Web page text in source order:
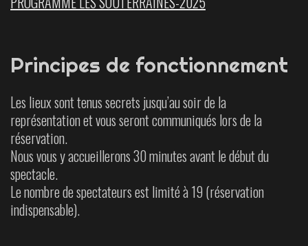
Principes de fonctionnement
Les lieux sont tenus secrets jusqu’au soir de la
représentation et vous seront communiqués lors de la
réservation.
Nous vous y accueillerons 30 minutes avant le début du
spectacle.
Le nombre de spectateurs est limité à 19 (réservation
indispensable).